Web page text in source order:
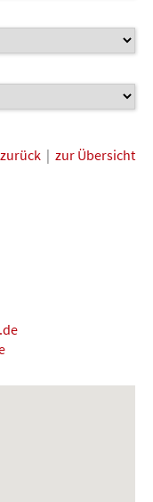
zurück | zur Übersicht